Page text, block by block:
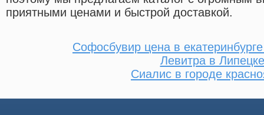
приятными ценами и быстрой доставкой.
Софосбувир цена в
Левитра в Липецке
Сиалис в городе